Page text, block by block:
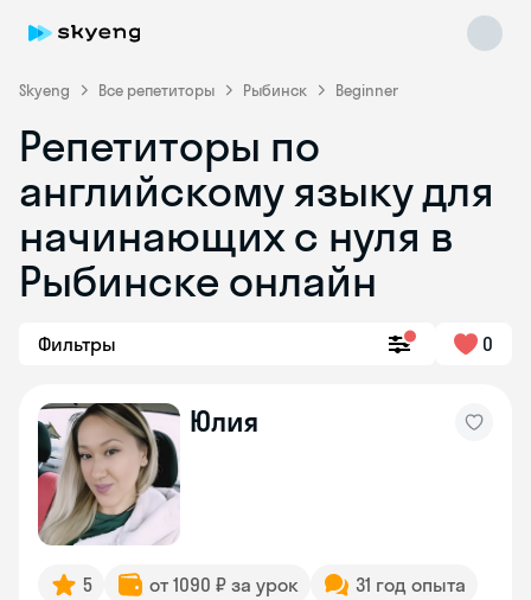
Skyeng Все репетиторы Рыбинск Beginner
Репетиторы по
английскому языку для
начинающих с нуля в
Рыбинске онлайн
Фильтры 0
Юлия
5 от 1090 ₽ за урок
31 год опыта